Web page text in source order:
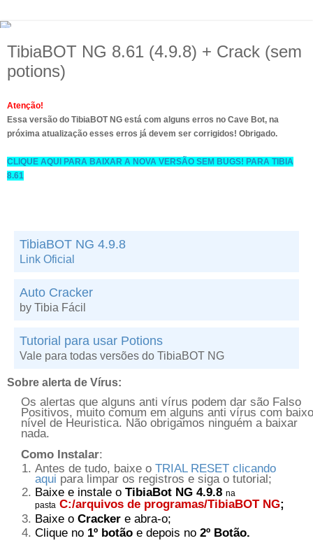
TibiaBOT NG 8.61 (4.9.8) + Crack (sem
potions)
Atenção!
Essa versão do TibiaBOT NG está com alguns erros no Cave Bot, na
próxima atualização esses erros já devem ser corrigidos! Obrigado.
CLIQUE AQUI PARA BAIXAR A NOVA VERSÃO SEM BUGS! PARA TIBIA
8.61
TibiaBOT NG 4.9.8
Link Oficial
Auto Cracker
by Tibia Fácil
Tutorial para usar Potions
Vale para todas versões do TibiaBOT NG
Sobre alerta de Vírus:
Os alertas que alguns anti vírus podem dar são Falso
Positivos, muito comum em alguns anti vírus com baixo
nível de Heuristica. Não obrigamos ninguém a baixar
nada.
Como Instalar:
Antes de tudo, baixe o TRIAL RESET clicando
aqui para limpar os registros e siga o tutorial;
Baixe e instale o TibiaBot NG 4.9.8 na
pasta C:/arquivos de programas/TibiaBOT NG;
Baixe o Cracker e abra-o;
Clique no 1º botão e depois no 2º Botão.